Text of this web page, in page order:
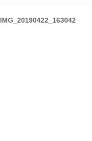
IMG_20190422_163042